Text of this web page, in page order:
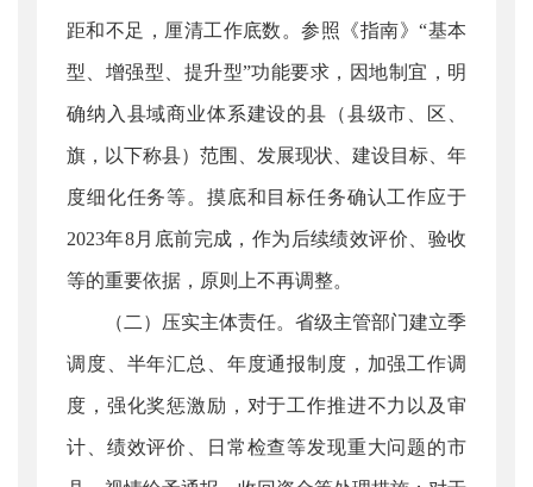
距和不足，厘清工作底数。参照《指南》“基本
型、增强型、提升型”功能要求，因地制宜，明
确纳入县域商业体系建设的县（县级市、区、
旗，以下称县）范围、发展现状、建设目标、年
度细化任务等。摸底和目标任务确认工作应于
2023年8月底前完成，作为后续绩效评价、验收
等的重要依据，原则上不再调整。
（二）压实主体责任。省级主管部门建立季
调度、半年汇总、年度通报制度，加强工作调
度，强化奖惩激励，对于工作推进不力以及审
计、绩效评价、日常检查等发现重大问题的市